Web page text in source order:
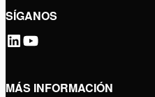
SÍGANOS
MÁS INFORMACIÓN